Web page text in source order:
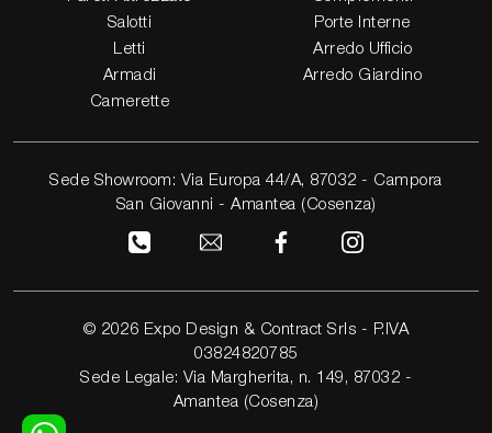
Salotti
Letti
Armadi
Camerette
Porte Interne
Arredo Ufficio
Arredo Giardino
Sede Showroom: Via Europa 44/A, 87032 - Campora
San Giovanni - Amantea (Cosenza)
© 2026 Expo Design & Contract Srls - P.IVA
03824820785
Sede Legale: Via Margherita, n. 149, 87032 -
Amantea (Cosenza)